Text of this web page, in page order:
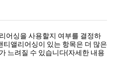
어싱을 사용할지 여부를 결정하
앨리어싱이 있는 항목은 더 많은
느려질 수 있습니다(자세한 내용